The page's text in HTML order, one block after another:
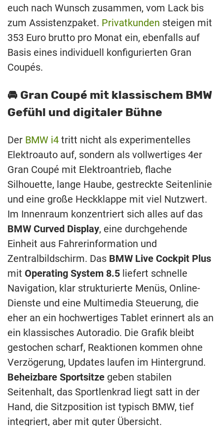
euch nach Wunsch zusammen, vom Lack bis
zum Assistenzpaket. Privatkunden steigen mit
353 Euro brutto pro Monat ein, ebenfalls auf
Basis eines individuell konfigurierten Gran
Coupés.
🚘 Gran Coupé mit klassischem BMW
Gefühl und digitaler Bühne
Der BMW i4 tritt nicht als experimentelles
Elektroauto auf, sondern als vollwertiges 4er
Gran Coupé mit Elektroantrieb, flache
Silhouette, lange Haube, gestreckte Seitenlinie
und eine große Heckklappe mit viel Nutzwert.
Im Innenraum konzentriert sich alles auf das
BMW Curved Display, eine durchgehende
Einheit aus Fahrerinformation und
Zentralbildschirm. Das BMW Live Cockpit Plus
mit Operating System 8.5 liefert schnelle
Navigation, klar strukturierte Menüs, Online-
Dienste und eine Multimedia Steuerung, die
eher an ein hochwertiges Tablet erinnert als an
ein klassisches Autoradio. Die Grafik bleibt
gestochen scharf, Reaktionen kommen ohne
Verzögerung, Updates laufen im Hintergrund.
Beheizbare Sportsitze geben stabilen
Seitenhalt, das Sportlenkrad liegt satt in der
Hand, die Sitzposition ist typisch BMW, tief
integriert, aber mit guter Übersicht.